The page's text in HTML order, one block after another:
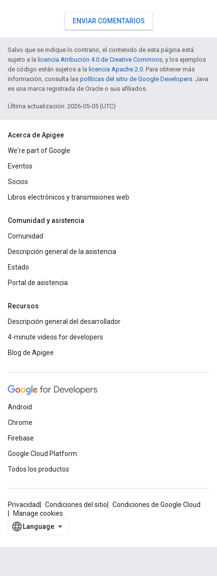
ENVIAR COMENTARIOS
Salvo que se indique lo contrario, el contenido de esta página está
sujeto a la licencia Atribución 4.0 de Creative Commons, y los ejemplos
de código están sujetos a la licencia Apache 2.0. Para obtener más
información, consulta las políticas del sitio de Google Developers. Java
es una marca registrada de Oracle o sus afiliados.
Última actualización: 2026-05-05 (UTC)
Acerca de Apigee
We're part of Google
Eventos
Socios
Libros electrónicos y transmisiones web
Comunidad y asistencia
Comunidad
Descripción general de la asistencia
Estado
Portal de asistencia
Recursos
Descripción general del desarrollador
4-minute videos for developers
Blog de Apigee
Android
Chrome
Firebase
Google Cloud Platform
Todos los productos
Privacidad Condiciones del sitio
Condiciones de Google Cloud
Manage cookies